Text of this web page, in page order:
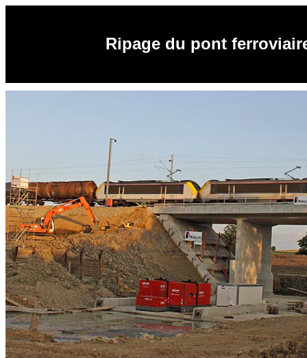
Ripage du pont